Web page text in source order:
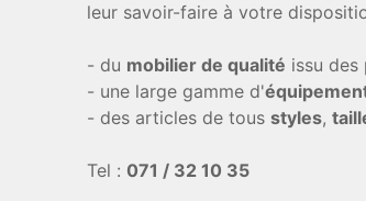
leur savoir-faire à votre
- du mobilier de qualité issu des
- une large gamme d'
- des articles de tousstyles,
Tel : 071 / 32 10 35